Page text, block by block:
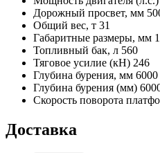
Дорожный просвет, мм
Общий вес, т 31
Габаритные размеры, мм
Топливный бак, л 560
Тяговое усилие (кН) 246
Глубина бурения, мм 6000
Глубина бурения (мм)
Скорость поворота
Доставка